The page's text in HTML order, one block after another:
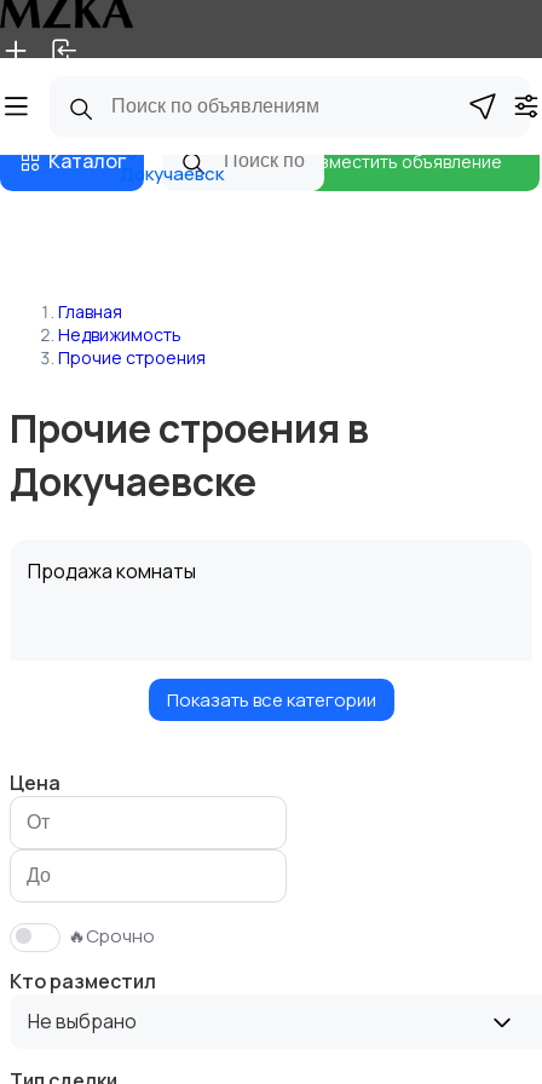
Главная Магазины
КаталогДокучаевск
Разместить объявление
Главная
Недвижимость
Прочие строения
Прочие строения в
Докучаевске
Продажа комнаты
Продажа участка
Показать все категории
Цена
🔥Срочно
Кто разместил
Не выбрано